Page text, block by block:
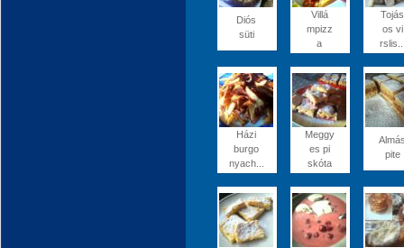
Diós
süti
Villá
mpizz
a
Tojás
os vi
Házi
burgo
nyach...
Meggy
es pi
skóta
pite